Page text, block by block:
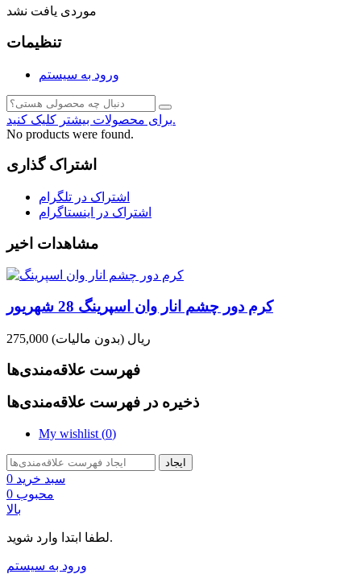
موردی یافت نشد
تنظیمات
ورود به سیستم
برای محصولات بیشتر کلیک کنید.
No products were found.
اشتراک گذاری
اشتراک در تلگرام
اشتراک در اینستاگرام
مشاهدات اخیر
کرم دور چشم انار وان اسپرینگ 28 شهریور
275,000 ریال (بدون مالیات)
فهرست علاقه‌مندی‌ها
ذخیره در فهرست علاقه‌مندی‌ها
My wishlist (0)
ایجاد
سبد خرید 0
محبوب 0
بالا
لطفا ابتدا وارد شوید.
ورود به سیستم